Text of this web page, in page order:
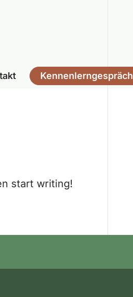
Kennenlerngespräch
start writing!